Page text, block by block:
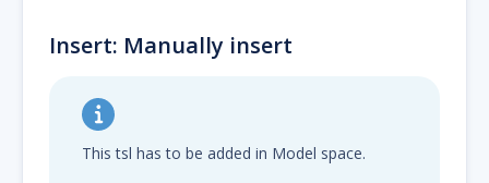
Insert: Manually insert
This tsl has to be added in Model space.